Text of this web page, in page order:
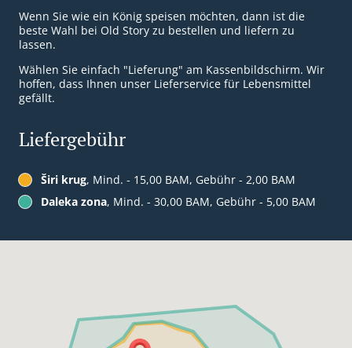
Wenn Sie wie ein König speisen möchten, dann ist die
beste Wahl bei Old Story zu bestellen und liefern zu
lassen.
Wählen Sie einfach "Lieferung" am Kassenbildschirm. Wir
hoffen, dass Ihnen unser Lieferservice für Lebensmittel
gefällt.
Liefergebühr
Širi krug, Mind. - 15,00 BAM, Gebühr - 2,00 BAM
Daleka zona, Mind. - 30,00 BAM, Gebühr - 5,00 BAM